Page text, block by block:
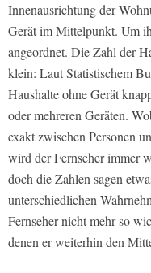
Innenausrichtung der
Gerät im Mittelpunkt. Um
angeordnet. Die Zahl der
klein: Laut Statistischem
Haushalte ohne Gerät
oder mehreren Geräten.
exakt zwischen Personen
wird der Fernseher immer
doch die Zahlen sagen
unterschiedlichen
Fernseher nicht mehr so
denen er weiterhin den